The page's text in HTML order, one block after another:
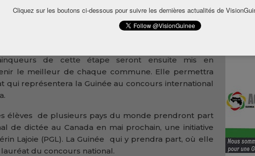
des cinq (5) communes de la capitale, Conakry.
concours permet, selon les organisateurs, de mettre
de niveau CM2 (sixième année) des différentes
dans l’optique de retenir les meilleurs élèves de
de cette étape seront ensuite mis en
le meilleur de chaque commune. Elle permettra
qui représentera la Guinée au concours international
élèves de plusieurs pays du monde prendront part
de dictée au Canada en mai prochain, une initiative
Lajoie (PGL). La Guinée qui y prendra part, où elle
du concours national.
Cliquez sur les boutons ci-dessous pour suivre les dernières actualités de